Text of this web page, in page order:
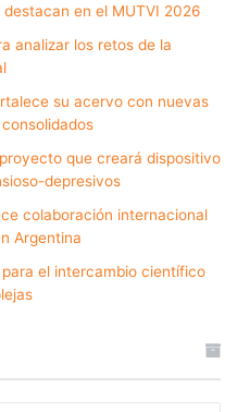
destacan en el MUTVI 2026
analizar los retos de la
su acervo con nuevas
que creará dispositivo
depresivos
colaboración internacional
Argentina
el intercambio científico